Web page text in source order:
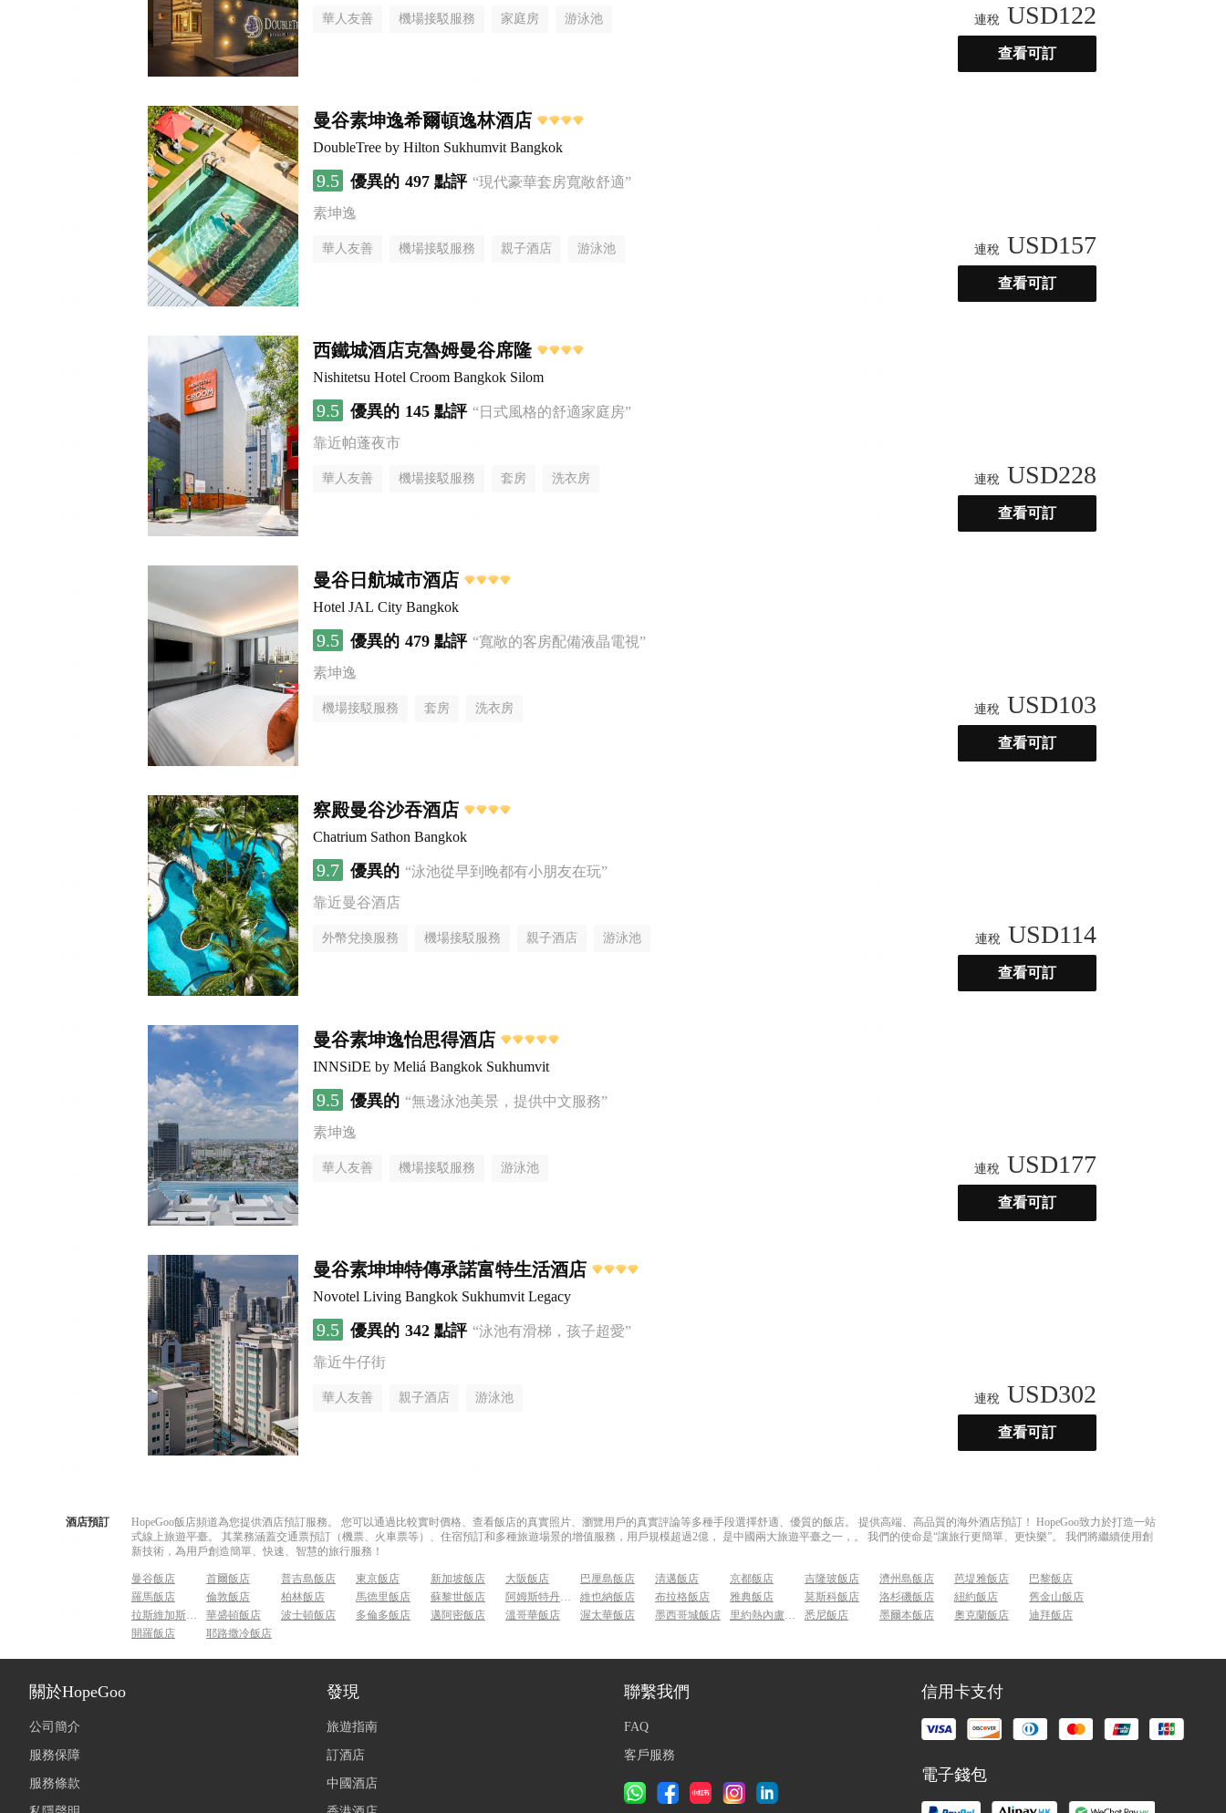
華人友善 機場接駁服務 家庭房 游泳池 連稅 USD122
查看可訂
曼谷素坤逸希爾頓逸林酒店
DoubleTree by Hilton Sukhumvit Bangkok
9.5 優異的 497 點評 “現代豪華套房寬敞舒適”
素坤逸
華人友善 機場接駁服務 親子酒店 游泳池 連稅 USD157
查看可訂
西鐵城酒店克魯姆曼谷席隆
Nishitetsu Hotel Croom Bangkok Silom
9.5 優異的 145 點評 “日式風格的舒適家庭房”
靠近帕蓬夜市
華人友善 機場接駁服務 套房 洗衣房 連稅 USD228
查看可訂
曼谷日航城市酒店
Hotel JAL City Bangkok
9.5 優異的 479 點評 “寬敞的客房配備液晶電視”
素坤逸
機場接駁服務 套房 洗衣房 連稅 USD103
查看可訂
察殿曼谷沙吞酒店
Chatrium Sathon Bangkok
9.7 優異的 “泳池從早到晚都有小朋友在玩”
靠近曼谷酒店
外幣兌換服務 機場接駁服務 親子酒店 游泳池 連稅 USD114
查看可訂
曼谷素坤逸怡思得酒店
INNSiDE by Meliá Bangkok Sukhumvit
9.5 優異的 “無邊泳池美景，提供中文服務”
素坤逸
華人友善 機場接駁服務 游泳池 連稅 USD177
查看可訂
曼谷素坤坤特傳承諾富特生活酒店
Novotel Living Bangkok Sukhumvit Legacy
9.5 優異的 342 點評 “泳池有滑梯，孩子超愛”
靠近牛仔街
華人友善 親子酒店 游泳池 連稅 USD302
查看可訂
酒店預訂
HopeGoo飯店頻道為您提供酒店預訂服務。 您可以通過比較實时價格、查看飯店的真實照片、瀏覽用戶的真實評論等多種手段選擇舒適、優質的飯店。 提供高端、高品質的海外酒店預訂！ HopeGoo致力於打造一站
式線上旅遊平臺。 其業務涵蓋交通票預訂（機票、火車票等）、住宿預訂和多種旅遊場景的增值服務，用戶規模超過2億， 是中國兩大旅遊平臺之一，。 我們的使命是“讓旅行更簡單、更快樂”。 我們將繼續使用創
新技術，為用戶創造簡單、快速、智慧的旅行服務！
曼谷飯店 首爾飯店 普吉島飯店 東京飯店 新加坡飯店 大阪飯店 巴厘島飯店 清邁飯店 京都飯店 吉隆玻飯店 濟州島飯店 芭堤雅飯店
巴黎飯店
羅馬飯店
倫敦飯店 柏林飯店 馬德里飯店 蘇黎世飯店 阿姆斯特丹飯店 維也納飯店 布拉格飯店 雅典飯店 莫斯科飯店 洛杉磯飯店 紐約飯店
舊金山飯店
拉斯維加斯飯店
華盛頓飯店 波士頓飯店 多倫多飯店 邁阿密飯店 溫哥華飯店 渥太華飯店 墨西哥城飯店 里約熱內盧飯店 悉尼飯店 墨爾本飯店 奧克蘭飯店
迪拜飯店
開羅飯店
耶路撒冷飯店
關於HopeGoo
公司簡介
服務保障
服務條款
發現
旅遊指南
訂酒店
中國酒店
聯繫我們
FAQ
客戶服務
信用卡支付
電子錢包